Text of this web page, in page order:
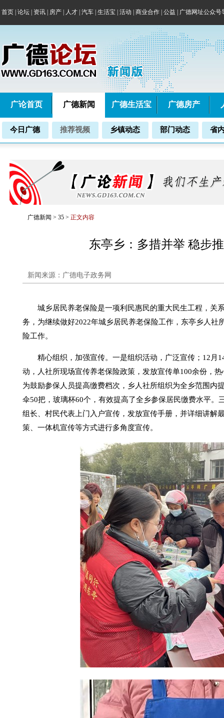
首页 论坛 资讯 房产 人才 汽车 生活宝 活动 商业合作 公益 广德网址公众号
广论首页 广德新闻 广德生活宝 广德房产
今日广德 推荐视频 乡镇动态 部门动态 省
广德新闻 > 35 > 正文内容
东亭乡：多措并举 稳步
新闻来源：广德电子政务网
城乡居民养老保险是一项利民惠民的重大民生工程，关
务，为继续做好2022年城乡居民养老保险工作，东亭乡人
险工作。
精心组织，加强宣传。一是组织活动，广泛宣传；12月
动，人社所现场宣传养老保险政策，发放宣传单100余份，
为鼓励参保人员提高缴费档次，乡人社所组织为全乡范围内
伞50把，玻璃杯60个，有效提高了全乡参保居民缴费水平
组长、村民代表上门入户宣传，发放宣传手册，并详细讲解
策、一体机宣传等方式进行多角度宣传。